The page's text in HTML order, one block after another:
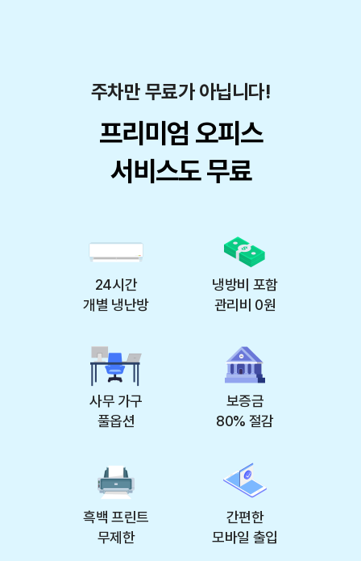
주차만 무료가 아닙니다!
프리미엄 오피스
서비스도 무료
24시간
개별 냉난방
냉방비 포함
관리비 0원
사무 가구
풀옵션
보증금
80% 절감
흑백 프린트
무제한
간편한
모바일 출입